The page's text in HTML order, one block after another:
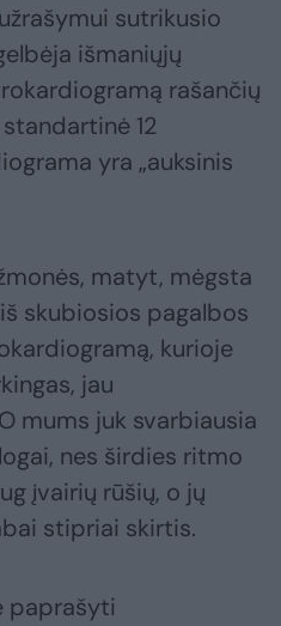
sutrikusio
išmaniųjų
rašančių
12
yra „auksinis
matyt, mėgsta
skubiosios pagalbos
kurioje
jau
mums juk svarbiausia
nes širdies ritmo
įvairių rūšių, o jų
stipriai skirtis.
paprašyti